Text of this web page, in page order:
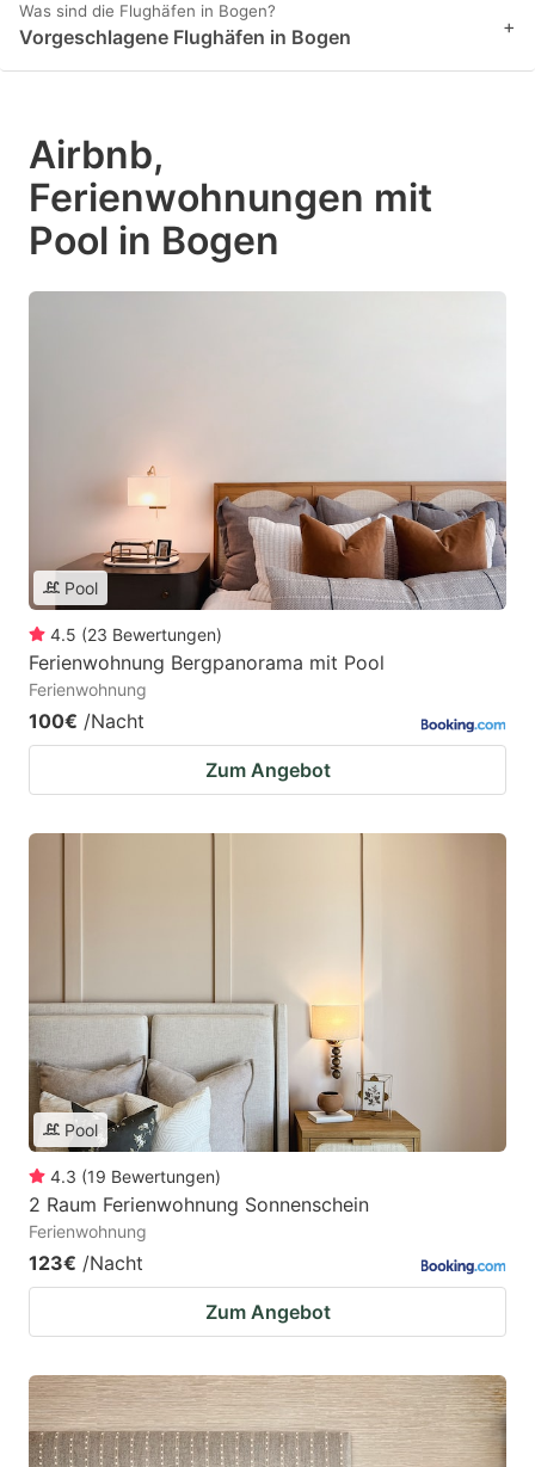
Was sind die Flughäfen in Bogen?
Vorgeschlagene Flughäfen in Bogen +
Airbnb,
Ferienwohnungen mit
Pool in Bogen
Pool
4.5 (23 Bewertungen)
Ferienwohnung Bergpanorama mit Pool
Ferienwohnung
100€ /Nacht
Zum Angebot
Pool
4.3 (19 Bewertungen)
2 Raum Ferienwohnung Sonnenschein
Ferienwohnung
123€ /Nacht
Zum Angebot